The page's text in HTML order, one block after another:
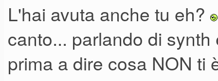
L'hai avuta anche tu eh?
canto... parlando di
prima a dire cosa NON